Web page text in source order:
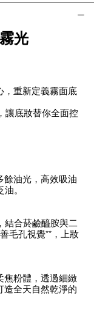
光
，重新定義霧面底
讓底妝替你全面控
餘油光，高效吸油
。
結合菸鹼醯胺與二
毛孔視覺**，上妝
焦粉體，透過細緻
造全天自然乾淨的